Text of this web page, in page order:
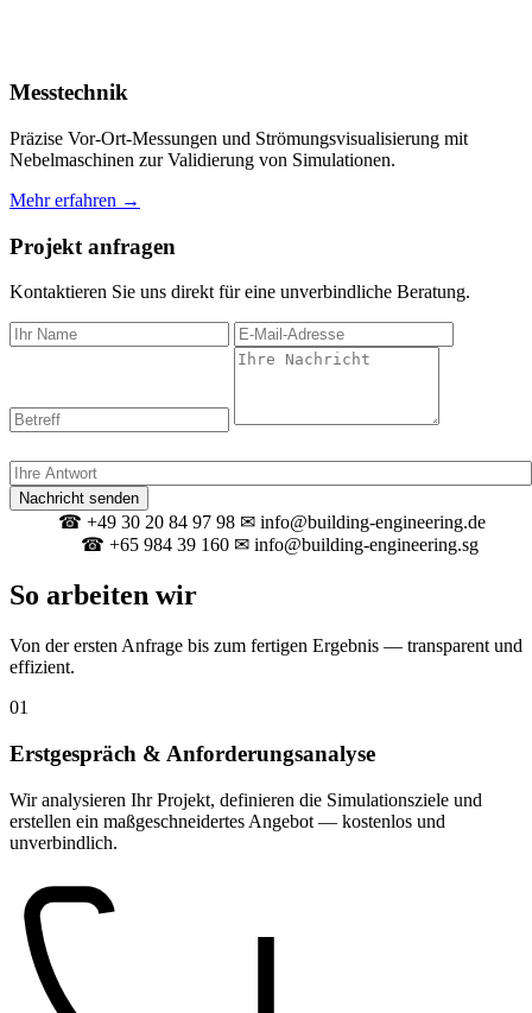
Messtechnik
Präzise Vor-Ort-Messungen und Strömungsvisualisierung mit
Nebelmaschinen zur Validierung von Simulationen.
Mehr erfahren →
Projekt anfragen
Kontaktieren Sie uns direkt für eine unverbindliche Beratung.
Nachricht senden
☎ +49 30 20 84 97 98 ✉ info@building-engineering.de
☎ +65 984 39 160 ✉ info@building-engineering.sg
So arbeiten wir
Von der ersten Anfrage bis zum fertigen Ergebnis — transparent und
effizient.
01
Erstgespräch & Anforderungsanalyse
Wir analysieren Ihr Projekt, definieren die Simulationsziele und
erstellen ein maßgeschneidertes Angebot — kostenlos und
unverbindlich.